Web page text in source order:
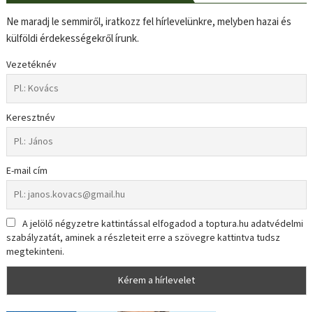
Ne maradj le semmiről, iratkozz fel hírlevelünkre, melyben hazai és
külföldi érdekességekről írunk.
Vezetéknév
Keresztnév
E-mail cím
A jelölő négyzetre kattintással elfogadod a toptura.hu adatvédelmi
szabályzatát, aminek a részleteit erre a szövegre kattintva tudsz
megtekinteni.